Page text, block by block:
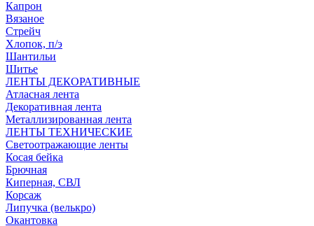
Капрон
Вязаное
Стрейч
Хлопок, п/э
Шантильи
Шитье
ЛЕНТЫ ДЕКОРАТИВНЫЕ
Атласная лента
Декоративная лента
Металлизированная лента
ЛЕНТЫ ТЕХНИЧЕСКИЕ
Светоотражающие ленты
Косая бейка
Брючная
Киперная, СВЛ
Корсаж
Липучка (велькро)
Окантовка